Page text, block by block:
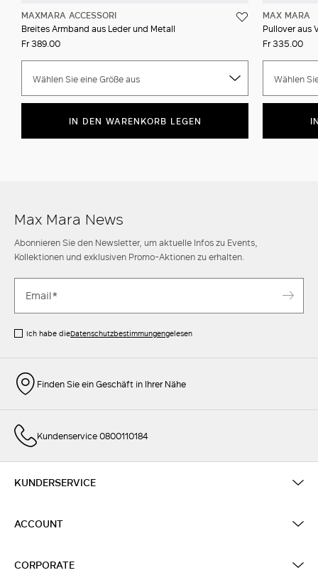
MAXMARA ACCESSORI
Breites Armband aus Leder und Metall
Fr 389.00
Wählen Sie eine Größe aus
IN DEN WARENKORB LEGEN
MAX MARA
Pullover aus
Fr 335.00
Wählen
Max Mara News
Abonnieren Sie den Newsletter, um aktuelle Infos zu Events,
Kollektionen und exklusiven Promo-Aktionen zu erhalten.
Ich habe dieDatenschutzbestimmungengelesen
Finden Sie ein Geschäft in Ihrer Nähe
Kundenservice 0800110184
KUNDERSERVICE
ACCOUNT
CORPORATE